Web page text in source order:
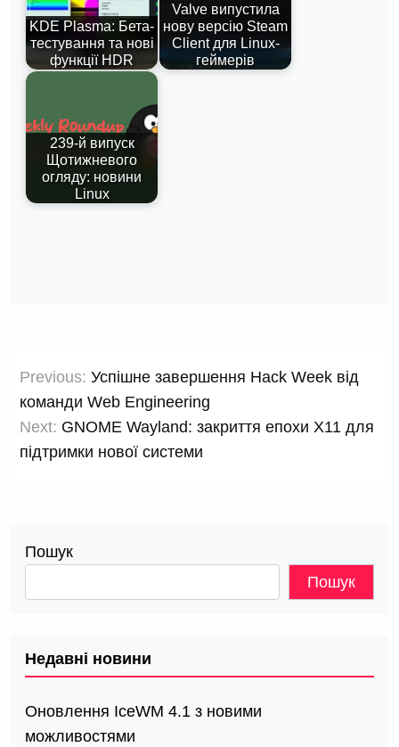
KDE Plasma: Бета-
тестування та нові
функції HDR
Valve випустила
нову версію Steam
Client для Linux-
геймерів
239-й випуск
Щотижневого
огляду: новини
Linux
записів
Previous: Успішне завершення Hack Week від
команди Web Engineering
Next: GNOME Wayland: закриття епохи X11 для
підтримки нової системи
Пошук
Пошук
Недавні новини
Оновлення IceWM 4.1 з новими
можливостями